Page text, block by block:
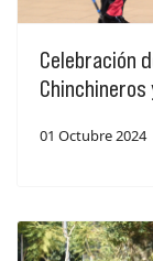
Celebración
Chinchineros
01 Octubre 2024